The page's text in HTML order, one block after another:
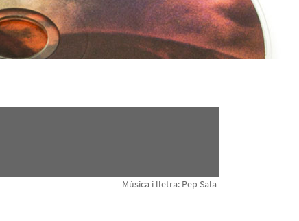
Música i lletra: Pep Sala